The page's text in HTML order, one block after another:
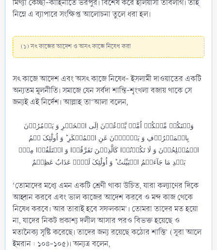
মিথ্যা কেচ্ছা-কাহিনীতে ভরপুর। বিশেষ করে ইলিয়াসী তাবলীগ। তাই
নিম্নে এ ব্যাপারে সংক্ষিপ্ত আলোচনা তুলে ধরা হল।
(১) সৎ কাজের আদেশ ও অসৎ কাজে নিষেধ করা
সৎ কাজে আদেশ এবং অসৎ কাজে নিষেধ- ইসলামী দাওয়াতের একটি
অন্যতম মূলনীতি। সমাজে যেন সর্বদা শান্তি-শৃংখলা বজায় থাকে সে
জন্যই এই নির্দেশ। আল্লাহ তা‘আলা বলেন,
وَلۡتَکُنۡ مِّنۡکُمۡ اُمَّۃٌ یَّدۡعُوۡنَ اِلَی الۡخَیۡرِ وَ یَاۡمُرُوۡنَ
بِالۡمَعۡرُوۡفِ وَ یَنۡہَوۡنَ عَنِ الۡمُنۡکَرِ ؕ وَ اُولٰٓئِکَ ہُمُ
الۡمُفۡلِحُوۡنَ وَ لَا تَکُوۡنُوۡا کَالَّذِیۡنَ تَفَرَّقُوۡا وَ اخۡتَلَفُوۡا مِنۡۢ
بَعۡدِ مَا جَآءَہُمُ الۡبَیِّنٰتُ ؕ وَ اُولٰٓئِکَ لَہُمۡ عَذَابٌ عَظِیۡمٌ
‘তোমাদের মধ্যে এমন একটি শ্রেণী থাকা উচিত, যারা কল্যাণের দিকে
আহ্বান করবে এবং ভাল কাজের আদেশ করবে ও মন্দ কাজ থেকে
নিষেধ করবে। আর তারাই হবে সফলকাম’। তোমরা তাদের মত হয়ো
না, যাদের নিকট প্রকাশ্য দলীল আসার পরও বিভক্ত হয়েছে ও
মতানৈক্য সৃষ্টি করেছে। তাদের জন্য রয়েছে কঠোর শাস্তি’ (সূরা আলে
ইমরান : ১০৪-১০৫)। অন্যত্র বলেন,